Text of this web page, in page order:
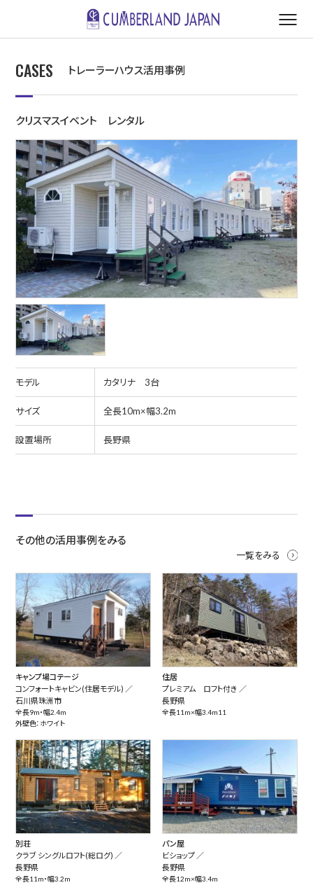
CASES トレーラーハウス活用事例
クリスマスイベント レンタル
モデル カタリナ 3台
サイズ 全長10m×幅3.2m
設置場所 長野県
その他の活用事例をみる
一覧をみる
キャンプ場コテージ
コンフォートキャビン(住居モデル) ／
石川県珠洲市
全長9m・幅2.4m
外壁色：ホワイト
住居
プレミアム ロフト付き ／
長野県
全長11m×幅3.4m11
別荘
クラブ シングルロフト(総ログ) ／
長野県
全長11m・幅3.2m
パン屋
ビショップ ／
長野県
全長12m×幅3.4m